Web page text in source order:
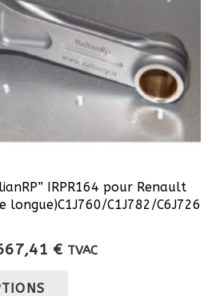
IRPR164 pour Renault
longue)C1J760/C1J782/C6J726
€Plage
TVAC